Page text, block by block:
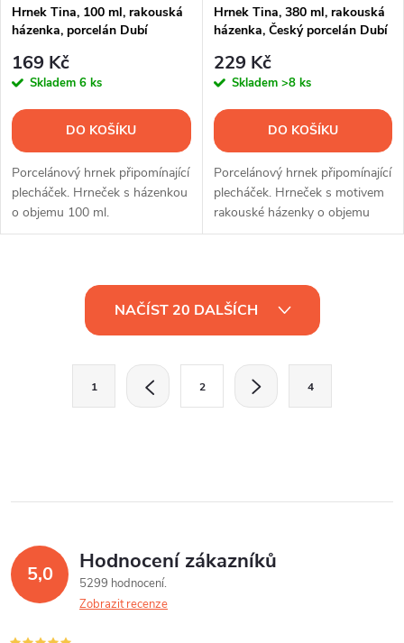
Hrnek Tina, 100 ml, rakouská
házenka, porcelán Dubí
169 Kč
Skladem 6 ks
DO KOŠÍKU
Porcelánový hrnek připomínající
plecháček. Hrneček s házenkou
o objemu 100 ml.
Hrnek Tina, 380 ml, rakouská
házenka, Český porcelán Dubí
229 Kč
Skladem >8 ks
DO KOŠÍKU
Porcelánový hrnek připomínající
plecháček. Hrneček s motivem
rakouské házenky o objemu
380 ml.
í
p
NAČÍST 20 DALŠÍCH
k
v
á
n
1 2 4
5,0 Hodnocení zákazníků
5299 hodnocení
Zobrazit recenze